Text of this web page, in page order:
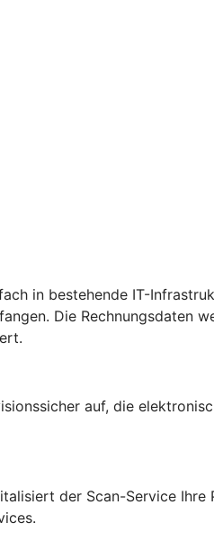
in bestehende IT-
Die Rechnungsdaten
auf, die
der Scan-Service Ihre